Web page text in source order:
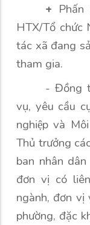
+
HTX/Tổ chức
tác xã đang
tham gia.
- Đồng
vụ, yêu cầu
nghiệp và
Thủ trưởng
ban nhân
đơn vị có
ngành, đơn vị
phường, đặc